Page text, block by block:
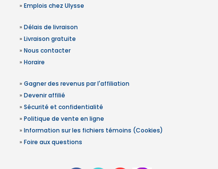
» Emplois chez Ulysse
» Délais de livraison
» Livraison gratuite
» Nous contacter
» Horaire
» Gagner des revenus par l'affiliation
» Devenir affilié
» Sécurité et confidentialité
» Politique de vente en ligne
» Information sur les fichiers témoins (Cookies)
» Foire aux questions